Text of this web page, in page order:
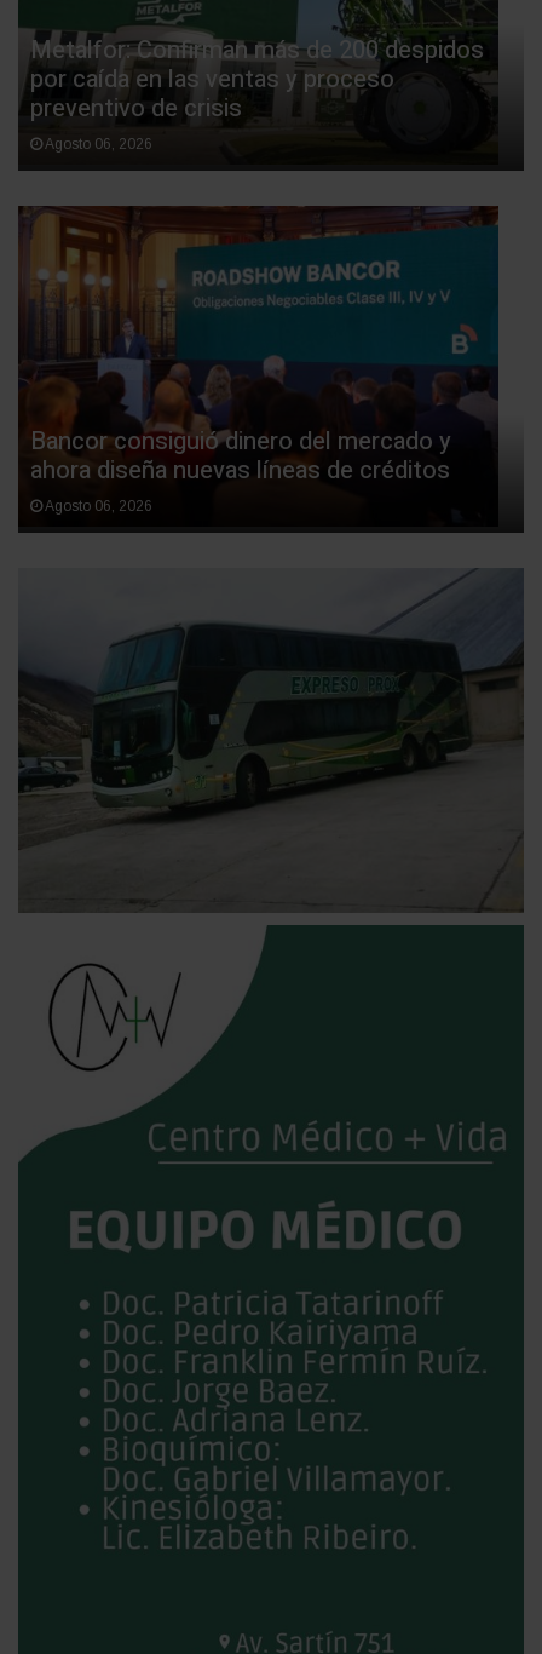
Metalfor: Confirman más de 200 despidos
por caída en las ventas y proceso
preventivo de crisis
Agosto 06, 2026
Bancor consiguió dinero del mercado y
ahora diseña nuevas líneas de créditos
Agosto 06, 2026